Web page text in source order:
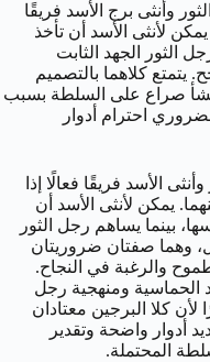
وأنثى برج الأسد فريقًا
لأنثى الأسد أن تأخذ
الثور الجهد الثابت
يتمتع كلاهما بالتصميم
ينشأ صراع على السلطة بسبب
احترام أدوار
الأسد فريقًا فعالًا إذا
يمكن لأنثى الأسد أن
بينما يساهم رجل الثور
وهما صفتان ضروريتان
والرغبة في النجاح.
الحماسية ومنهجية رجل
لأن كلا البرجين معتادان
أدوار واضحة وتقدير
المحتملة.